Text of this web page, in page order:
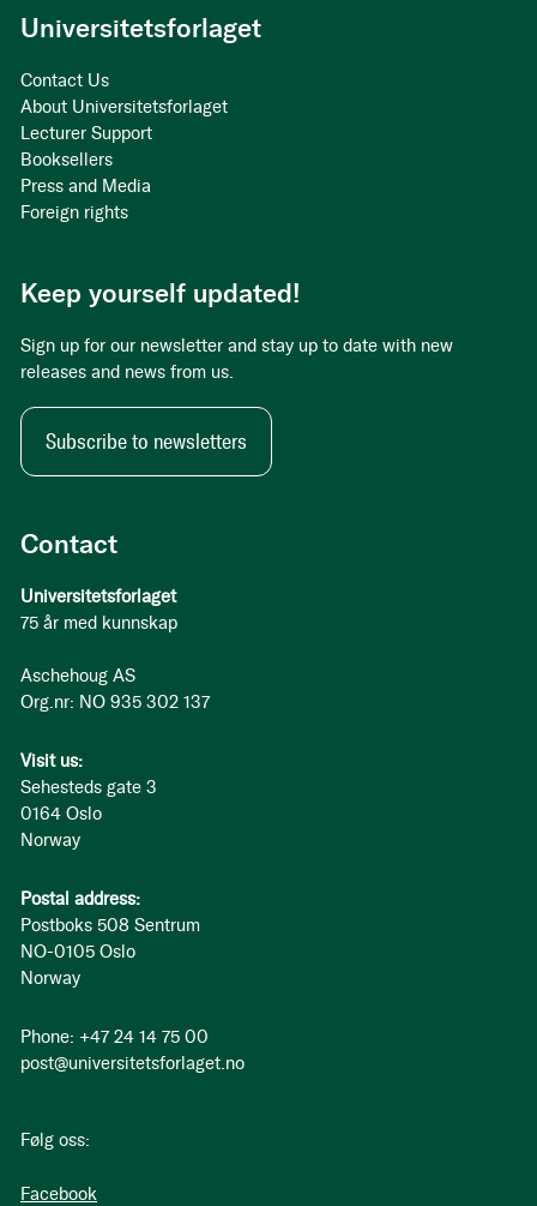
Contact
Universitetsforlaget
75 år med kunnskap
Aschehoug AS
Org.nr: NO 935 302 137
Visit us:
Sehesteds gate 3
0164 Oslo
Norway
Postal address:
Postboks 508 Sentrum
NO-0105 Oslo
Norway
Phone: +47 24 14 75 00
post@universitetsforlaget.no
Følg oss:
Facebook
Universitetsforlaget
Contact Us
About Universitetsforlaget
Lecturer Support
Booksellers
Press and Media
Foreign rights
Keep yourself updated!
Sign up for our newsletter and stay up to date with new
releases and news from us.
Subscribe to newsletters